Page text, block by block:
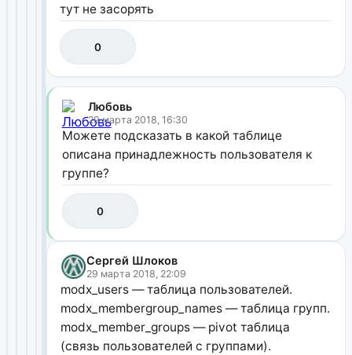
тут не засорять
0
Любовь
29 марта 2018, 16:30
Можете подсказать в какой таблице
описана принадлежность пользователя к
группе?
0
Сергей Шлоков
29 марта 2018, 22:09
modx_users — таблица пользователей.
modx_membergroup_names — таблица групп.
modx_member_groups — pivot таблица
(связь пользователей с группами).